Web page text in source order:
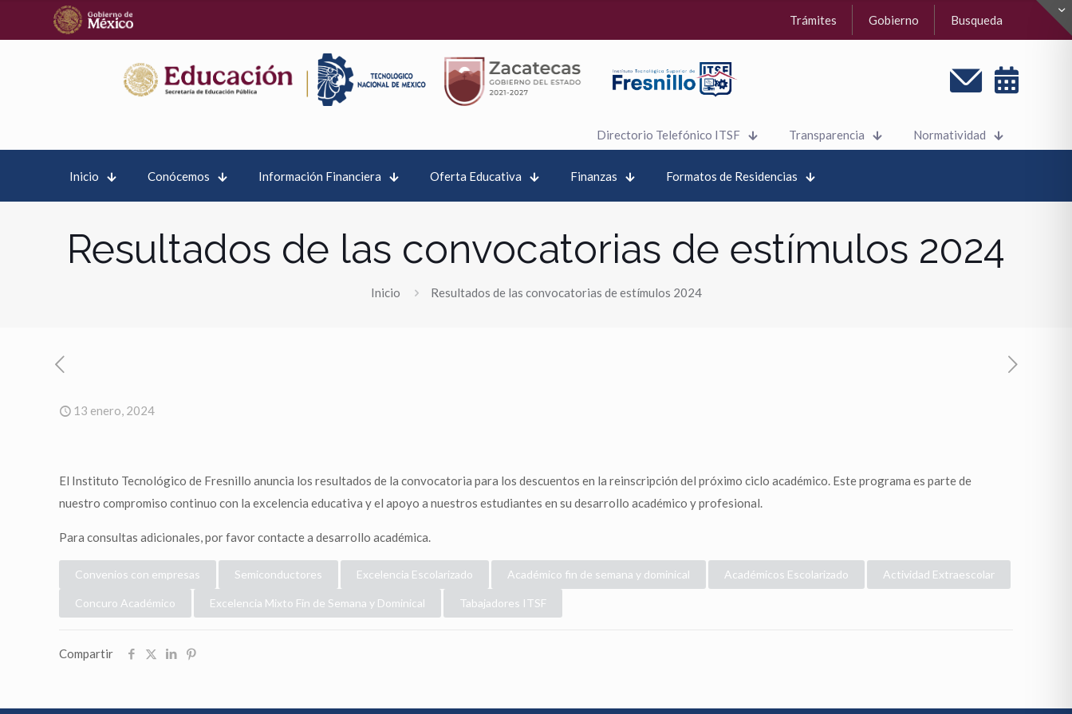
Trámites Gobierno Busqueda
Directorio Telefónico ITSF Transparencia Normatividad
Inicio Conócemos Información Financiera Oferta Educativa Finanzas Formatos de Residencias
Resultados de las convocatorias de estímulos 2024
Inicio Resultados de las convocatorias de estímulos 2024
13 enero, 2024
El Instituto Tecnológico de Fresnillo anuncia los resultados de la convocatoria para los descuentos en la reinscripción del próximo ciclo académico. Este programa es parte de
nuestro compromiso continuo con la excelencia educativa y el apoyo a nuestros estudiantes en su desarrollo académico y profesional.
Para consultas adicionales, por favor contacte a desarrollo académica.
Convenios con empresas Semiconductores Excelencia Escolarizado Académico fin de semana y dominical Académicos Escolarizado Actividad Extraescolar
Concuro Académico Excelencia Mixto Fin de Semana y Dominical Tabajadores ITSF
Compartir